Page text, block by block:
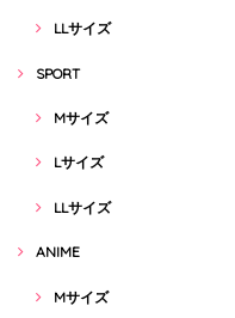
LLサイズ
SPORT
Mサイズ
Lサイズ
LLサイズ
ANIME
Mサイズ